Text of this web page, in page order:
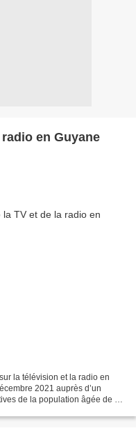
en Guyane
la télévision et la radio en
2021 auprès d’un
de la population âgée de 13